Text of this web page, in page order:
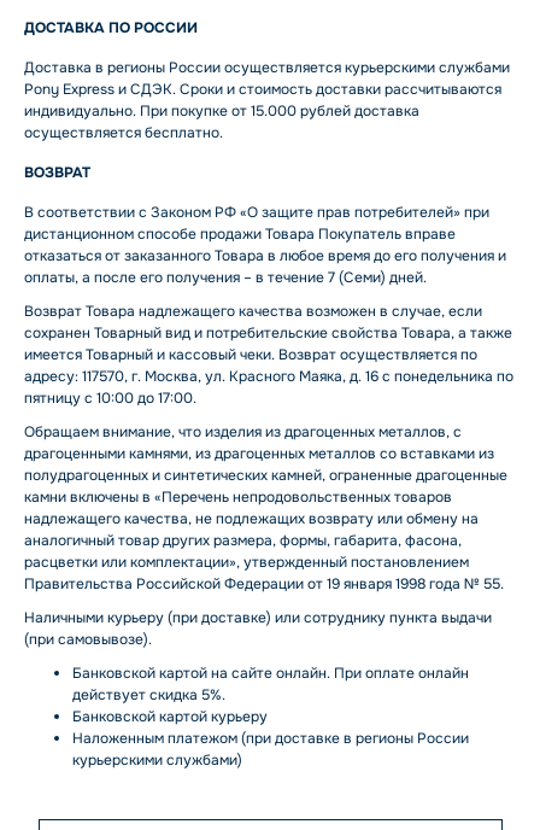
ДОСТАВКА ПО РОССИИ
Доставка в регионы России осуществляется курьерскими службами
Pony Express и СДЭК. Сроки и стоимость доставки рассчитываются
индивидуально. При покупке от 15.000 рублей доставка
осуществляется бесплатно.
ВОЗВРАТ
В соответствии с Законом РФ «О защите прав потребителей» при
дистанционном способе продажи Товара Покупатель вправе
отказаться от заказанного Товара в любое время до его получения и
оплаты, а после его получения – в течение 7 (Семи) дней.
Возврат Товара надлежащего качества возможен в случае, если
сохранен Товарный вид и потребительские свойства Товара, а также
имеется Товарный и кассовый чеки. Возврат осуществляется по
адресу: 117570, г. Москва, ул. Красного Маяка, д. 16 с понедельника по
пятницу с 10:00 до 17:00.
Обращаем внимание, что изделия из драгоценных металлов, с
драгоценными камнями, из драгоценных металлов со вставками из
полудрагоценных и синтетических камней, ограненные драгоценные
камни включены в «Перечень непродовольственных товаров
надлежащего качества, не подлежащих возврату или обмену на
аналогичный товар других размера, формы, габарита, фасона,
расцветки или комплектации», утвержденный постановлением
Правительства Российской Федерации от 19 января 1998 года № 55.
Наличными курьеру (при доставке) или сотруднику пункта выдачи
(при самовывозе).
Банковской картой на сайте онлайн. При оплате онлайн
действует скидка 5%.
Банковской картой курьеру
Наложенным платежом (при доставке в регионы России
курьерскими службами)